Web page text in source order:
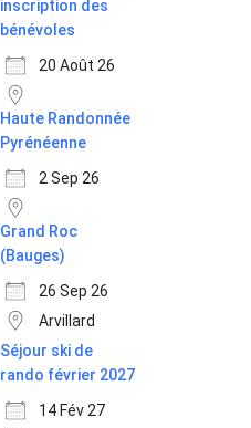
inscription des
bénévoles
20 Août 26
Haute Randonnée
Pyrénéenne
2 Sep 26
Grand Roc
(Bauges)
26 Sep 26
Arvillard
Séjour ski de
rando février 2027
14 Fév 27